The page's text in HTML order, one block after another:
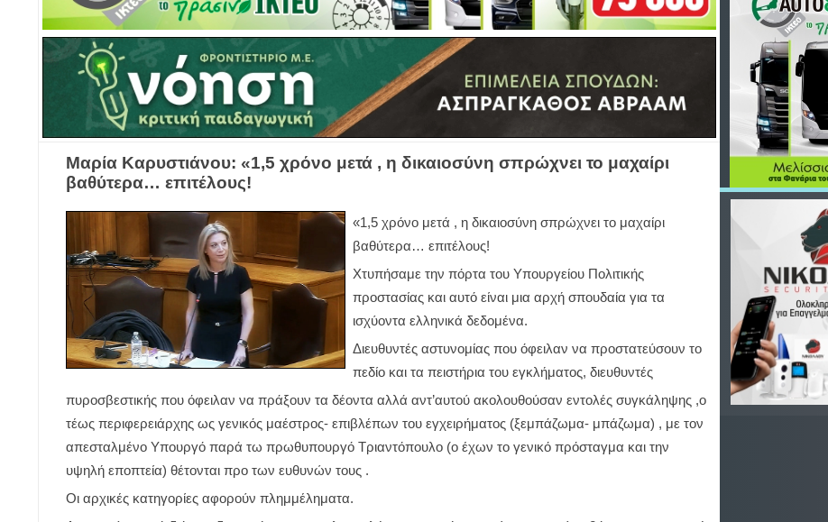
Μαρία Καρυστιάνου: «1,5 χρόνο μετά , η δικαιοσύνη σπρώχνει το μαχαίρι
βαθύτερα… επιτέλους!
«1,5 χρόνο μετά , η δικαιοσύνη σπρώχνει το μαχαίρι
βαθύτερα… επιτέλους!
Χτυπήσαμε την πόρτα του Υπουργείου Πολιτικής
προστασίας και αυτό είναι μια αρχή σπουδαία για τα
ισχύοντα ελληνικά δεδομένα.
Διευθυντές αστυνομίας που όφειλαν να προστατεύσουν το
πεδίο και τα πειστήρια του εγκλήματος, διευθυντές
πυροσβεστικής που όφειλαν να πράξουν τα δέοντα αλλά αντ’αυτού ακολουθούσαν εντολές συγκάληψης ,ο
τέως περιφερειάρχης ως γενικός μαέστρος- επιβλέπων του εγχειρήματος (ξεμπάζωμα- μπάζωμα) , με τον
απεσταλμένο Υπουργό παρά τω πρωθυπουργό Τριαντόπουλο (ο έχων το γενικό πρόσταγμα και την
υψηλή εποπτεία) θέτονται προ των ευθυνών τους .
Οι αρχικές κατηγορίες αφορούν πλημμέληματα.